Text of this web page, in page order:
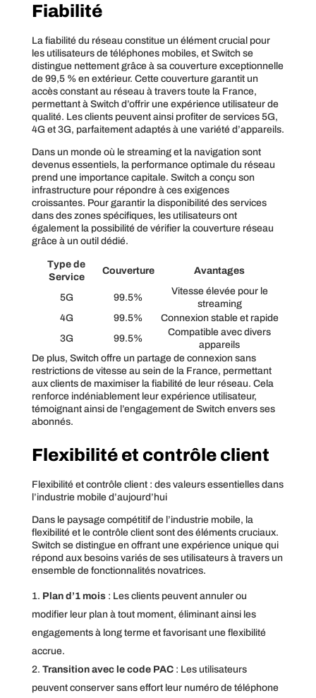
Fiabilité
La fiabilité du réseau constitue un élément crucial pour
les utilisateurs de téléphones mobiles, et Switch se
distingue nettement grâce à sa couverture exceptionnelle
de 99,5 % en extérieur. Cette couverture garantit un
accès constant au réseau à travers toute la France,
permettant à Switch d’offrir une expérience utilisateur de
qualité. Les clients peuvent ainsi profiter de services 5G,
4G et 3G, parfaitement adaptés à une variété d’appareils.
Dans un monde où le streaming et la navigation sont
devenus essentiels, la performance optimale du réseau
prend une importance capitale. Switch a conçu son
infrastructure pour répondre à ces exigences
croissantes. Pour garantir la disponibilité des services
dans des zones spécifiques, les utilisateurs ont
également la possibilité de vérifier la couverture réseau
grâce à un outil dédié.
Type de
Service
Couverture Avantages
5G 99.5%
Vitesse élevée pour le
streaming
4G
99.5%
Connexion stable et rapide
3G
99.5%
Compatible avec divers
appareils
De plus, Switch offre un partage de connexion sans
restrictions de vitesse au sein de la France, permettant
aux clients de maximiser la fiabilité de leur réseau. Cela
renforce indéniablement leur expérience utilisateur,
témoignant ainsi de l’engagement de Switch envers ses
abonnés.
Flexibilité et contrôle client
Flexibilité et contrôle client : des valeurs essentielles dans
l’industrie mobile d’aujourd’hui
Dans le paysage compétitif de l’industrie mobile, la
flexibilité et le contrôle client sont des éléments cruciaux.
Switch se distingue en offrant une expérience unique qui
répond aux besoins variés de ses utilisateurs à travers un
ensemble de fonctionnalités novatrices.
Plan d’1 mois : Les clients peuvent annuler ou
modifier leur plan à tout moment, éliminant ainsi les
engagements à long terme et favorisant une flexibilité
accrue.
Transition avec le code PAC : Les utilisateurs
peuvent conserver sans effort leur numéro de téléphone